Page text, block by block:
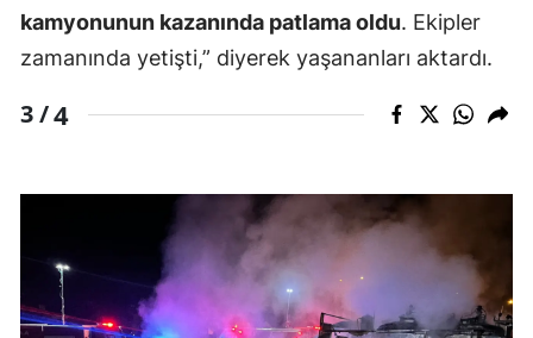
kamyonunun kazanında patlama oldu. Ekipler
zamanında yetişti,” diyerek yaşananları aktardı.
3 /4